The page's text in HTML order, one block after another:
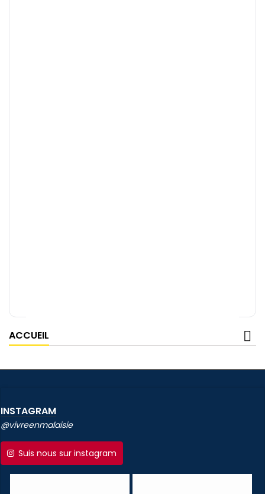
ACCUEIL
INSTAGRAM
@vivreenmalaisie
Suis nous sur instagram